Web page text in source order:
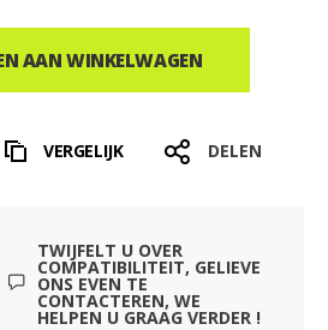
AAN WINKELWAGEN
VERGELIJK DELEN
TWIJFELT U OVER
COMPATIBILITEIT, GELIEVE
ONS EVEN TE
CONTACTEREN, WE
HELPEN U GRAAG VERDER !